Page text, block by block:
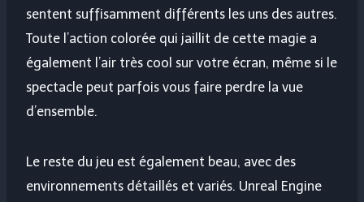
sentent suffisamment différents les uns des autres.
Toute l’action colorée qui jaillit de cette magie a
également l’air très cool sur votre écran, même si le
spectacle peut parfois vous faire perdre la vue
d’ensemble.
Le reste du jeu est également beau, avec des
environnements détaillés et variés. Unreal Engine